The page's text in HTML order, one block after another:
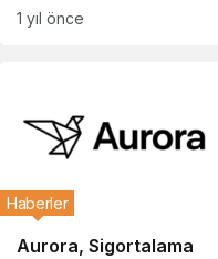
Başkanı Olarak Atadı
1 yıl önce
Aurora, Sigortalama
Haberler